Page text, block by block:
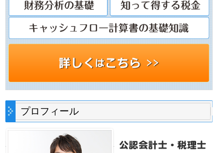
プロフィール